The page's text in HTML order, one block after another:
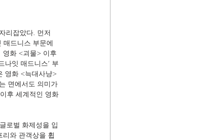
리잡았다. 먼저
매드니스 부문에
영화 <괴물> 이후
나잇 매드니스’ 부
영화 <늑대사냥>
면에서도 의미가
후 세계적인 영화
로벌 화제성을 입
와 관객상을 휩